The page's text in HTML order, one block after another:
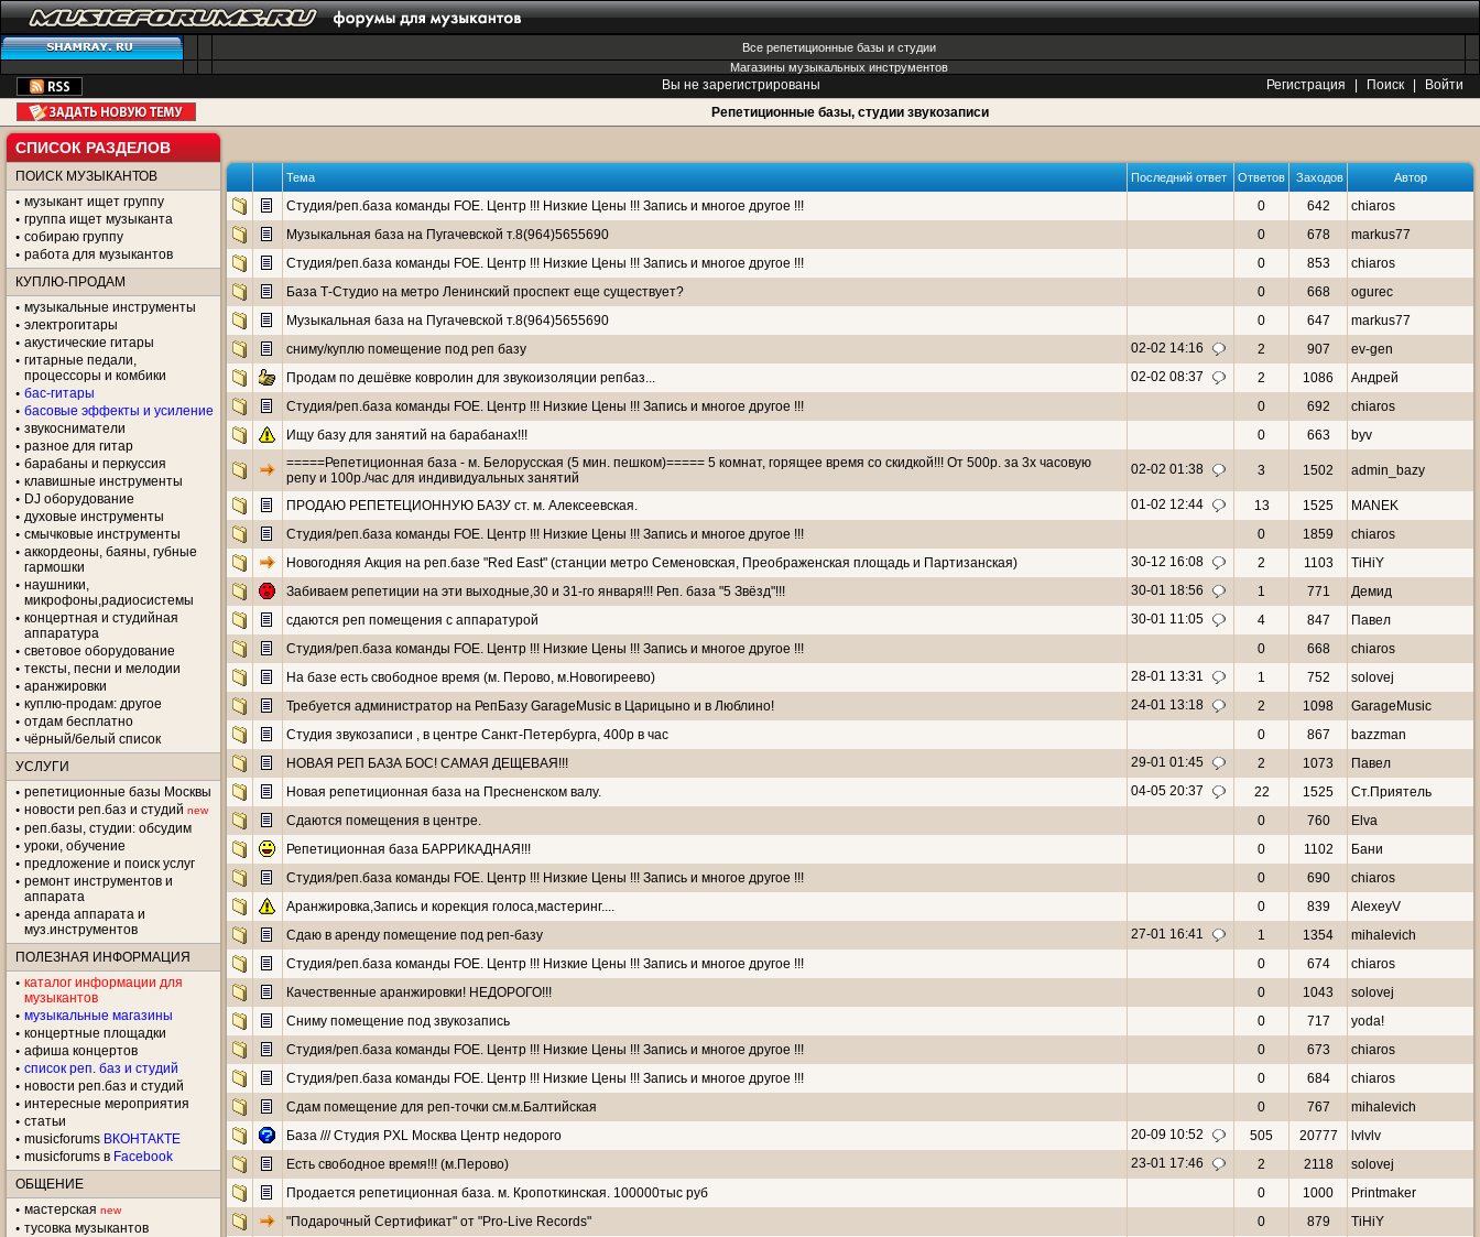
Все репетиционные базы и студии
Магазины музыкальных инструментов
Вы не зарегистрированы Регистрация Поиск
Войти
Репетиционные базы, студии звукозаписи
СПИСОК РАЗДЕЛОВ
ПОИСК МУЗЫКАНТОВ
музыкант ищет группу
группа ищет музыканта
собираю группу
работа для музыкантов
КУПЛЮ-ПРОДАМ
музыкальные инструменты
электрогитары
акустические гитары
гитарные педали,
процессоры и комбики
бас-гитары
басовые эффекты и усиление
звукосниматели
разное для гитар
барабаны и перкуссия
клавишные инструменты
DJ оборудование
духовые инструменты
смычковые инструменты
аккордеоны, баяны, губные
гармошки
наушники,
микрофоны,радиосистемы
концертная и студийная
аппаратура
световое оборудование
тексты, песни и мелодии
аранжировки
куплю-продам: другое
отдам бесплатно
чёрный/белый список
УСЛУГИ
репетиционные базы Москвы
новости реп.баз и студий new
реп.базы, студии: обсудим
уроки, обучение
предложение и поиск услуг
ремонт инструментов и
аппарата
аренда аппарата и
муз.инструментов
ПОЛЕЗНАЯ ИНФОРМАЦИЯ
каталог информации для
музыкантов
музыкальные магазины
концертные площадки
aфиша концертов
список реп. баз и студий
новости реп.баз и студий
интересные мероприятия
статьи
musicforums ВКОНТАКТЕ
musicforums в Facebook
ОБЩЕНИЕ
мастерская new
тусовка музыкантов
Тема Последний ответ Ответов Заходов Автор
Cтудия/реп.база команды FOE. Центр !!! Низкие Цены !!! Запись и многое другое !!! 0 642
chiaros
Музыкальная база на Пугачевской т.8(964)5655690
0 678
markus77
Cтудия/реп.база команды FOE. Центр !!! Низкие Цены !!! Запись и многое другое !!!
0 853
chiaros
База Т-Студио на метро Ленинский проспект еще существует?
0 668
ogurec
Музыкальная база на Пугачевской т.8(964)5655690
0 647
markus77
сниму/куплю помещение под реп базу
02-02 14:16 2 907
ev-gen
Продам по дешёвке ковролин для звукоизоляции репбаз...
02-02 08:37 2 1086
Андрей
Cтудия/реп.база команды FOE. Центр !!! Низкие Цены !!! Запись и многое другое !!!
0 692
chiaros
Ищу базу для занятий на барабанах!!!
0 663
byv
=====Репетиционная база - м. Белорусская (5 мин. пешком)===== 5 комнат, горящее время со скидкой!!! От 500р. за 3х часовую
репу и 100р./час для индивидуальных занятий
02-02 01:38 3 1502 admin_bazy
ПРОДАЮ РЕПЕТЕЦИОННУЮ БАЗУ ст. м. Алексеевская. 01-02 12:44 13 1525
MANEK
Cтудия/реп.база команды FOE. Центр !!! Низкие Цены !!! Запись и многое другое !!!
0 1859
chiaros
Новогодняя Акция на реп.базе "Red East" (станции метро Семеновская, Преображенская площадь и Партизанская)
30-12 16:08 2 1103
TiHiY
Забиваем репетиции на эти выходные,30 и 31-го января!!! Реп. база "5 Звёзд"!!!
30-01 18:56 1 771
Демид
сдаются реп помещения с аппаратурой
30-01 11:05 4 847
Павел
Cтудия/реп.база команды FOE. Центр !!! Низкие Цены !!! Запись и многое другое !!!
0 668
chiaros
На базе есть свободное время (м. Перово, м.Новогиреево)
28-01 13:31 1 752
solovej
Требуется администратор на РепБазу GarageMusic в Царицыно и в Люблино!
24-01 13:18 2 1098
GarageMusic
Студия звукозаписи , в центре Санкт-Петербурга, 400р в час
0 867
bazzman
НОВАЯ РЕП БАЗА БОС! САМАЯ ДЕЩЕВАЯ!!!
29-01 01:45 2 1073
Павел
Новая репетиционная база на Пресненском валу.
04-05 20:37 22 1525
Ст.Приятель
Сдаются помещения в центре.
0 760
Elva
Репетиционная база БАРРИКАДНАЯ!!!
0 1102
Бани
Cтудия/реп.база команды FOE. Центр !!! Низкие Цены !!! Запись и многое другое !!!
0 690
chiaros
Аранжировка,Запись и корекция голоса,мастеринг....
0 839
AlexeyV
Сдаю в аренду помещение под реп-базу
27-01 16:41 1 1354
mihalevich
Cтудия/реп.база команды FOE. Центр !!! Низкие Цены !!! Запись и многое другое !!!
0 674
chiaros
Качественные аранжировки! НЕДОРОГО!!!
0 1043
solovej
Сниму помещение под звукозапись
0 717
yoda!
Cтудия/реп.база команды FOE. Центр !!! Низкие Цены !!! Запись и многое другое !!!
0 673
chiaros
Cтудия/реп.база команды FOE. Центр !!! Низкие Цены !!! Запись и многое другое !!!
0 684
chiaros
Сдам помещение для реп-точки см.м.Балтийская
0 767
mihalevich
База /// Студия PXL Москва Центр недорого
20-09 10:52 505 20777
lvlvlv
Есть свободное время!!! (м.Перово)
23-01 17:46 2 2118
solovej
Продается репетиционная база. м. Кропоткинская. 100000тыс руб
0 1000
Printmaker
"Подарочный Сертификат" от "Pro-Live Records"
0 879
TiHiY